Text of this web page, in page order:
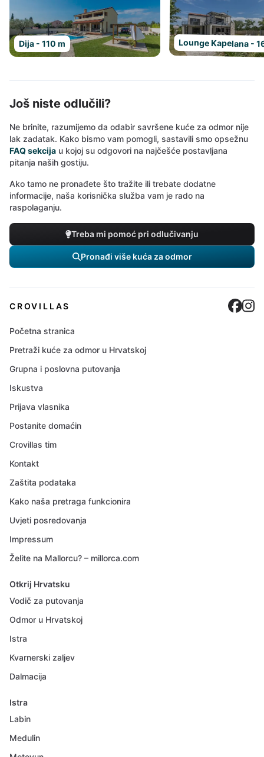
Dija - 110 m Lounge Kapelana -
Još niste odlučili?
Ne brinite, razumijemo da odabir savršene kuće za odmor nije
lak zadatak. Kako bismo vam pomogli, sastavili smo opsežnu
FAQ sekcija u kojoj su odgovori na najčešće postavljana
pitanja naših gostiju.
Ako tamo ne pronađete što tražite ili trebate dodatne
informacije, naša korisnička služba vam je rado na
raspolaganju.
Treba mi pomoć pri odlučivanju
Pronađi više kuća za odmor
CROVILLAS
Početna stranica
Pretraži kuće za odmor u Hrvatskoj
Grupna i poslovna putovanja
Iskustva
Prijava vlasnika
Postanite domaćin
Crovillas tim
Kontakt
Zaštita podataka
Kako naša pretraga funkcionira
Uvjeti posredovanja
Impressum
Želite na Mallorcu? – millorca.com
Otkrij Hrvatsku
Vodič za putovanja
Odmor u Hrvatskoj
Istra
Kvarnerski zaljev
Dalmacija
Istra
Labin
Medulin